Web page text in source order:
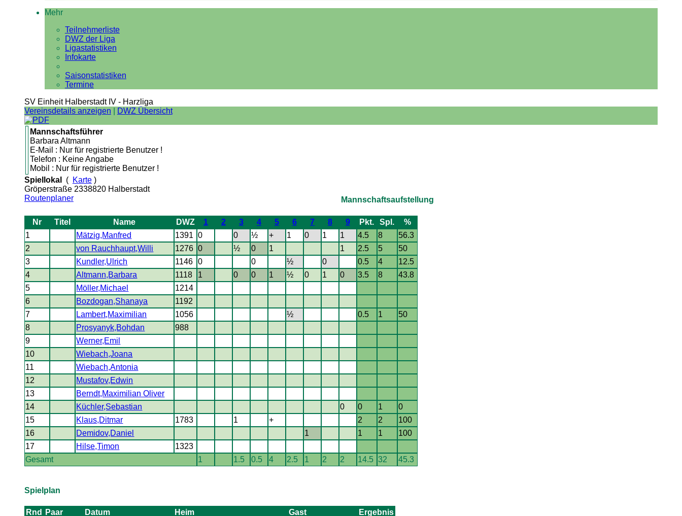
Mehr
Teilnehmerliste
DWZ der Liga
Ligastatistiken
Infokarte
Saisonstatistiken
Termine
SV Einheit Halberstadt IV - Harzliga
Vereinsdetails anzeigen
DWZ Übersicht
Mannschaftsführer
Barbara Altmann
E-Mail : Nur für registrierte Benutzer !
Telefon : Keine Angabe
Mobil : Nur für registrierte Benutzer !
Spiellokal
( Karte)
Gröperstraße 2338820 Halberstadt
Routenplaner
Mannschaftsaufstellung
Nr Titel Name DWZ 1 2 3 4 5 6 7 8 9 Pkt. Spl.
%
1
Mätzig,Manfred 1391 0 0 ½ + 1 0 1 1 4.5 8
56.3
2
von Rauchhaupt,Willi 1276 0 ½ 0 1 1 2.5 5
50
3
Kundler,Ulrich 1146 0 0 ½ 0 0.5 4
12.5
4
Altmann,Barbara 1118 1 0 0 1 ½ 0 1 0 3.5 8
43.8
5
Möller,Michael
1214
6
Bozdogan,Shanaya
1192
7
Lambert,Maximilian 1056 ½ 0.5 1
50
8
Prosyanyk,Bohdan
988
9
Werner,Emil
10
Wiebach,Joana
11
Wiebach,Antonia
12
Mustafov,Edwin
13
Berndt,Maximilian Oliver
14
Küchler,Sebastian 0 0 1
0
15
Klaus,Ditmar 1783 1 + 2 2
100
16
Demidov,Daniel 1 1 1
100
17
Hilse,Timon
1323
Gesamt
1 1.5 0.5 4 2.5 1 2 2 14.5 32 45.3
Spielplan
Rnd Paar Datum Heim Gast Ergebnis